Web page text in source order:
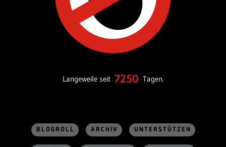
Langeweile seit 7250 Tagen.
BLOGROLL ARCHIV UNTERSTÜTZEN